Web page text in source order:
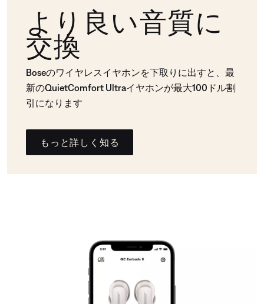
より良い音質に
交換
Boseのワイヤレスイヤホンを下取りに出すと、最
新のQuietComfort Ultraイヤホンが最大100ドル割
引になります
もっと詳しく知る